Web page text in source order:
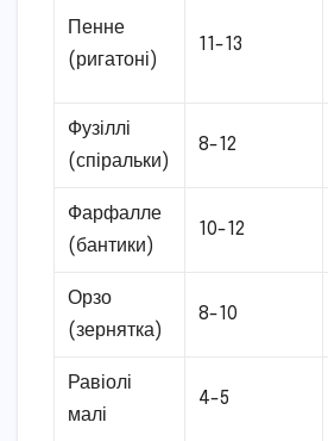
Пенне
(ригатоні)
11-13
Фузіллі
(спіральки)
8-12
Фарфалле
(бантики)
10-12
Орзо
(зернятка)
8-10
Равіолі
малі
4-5